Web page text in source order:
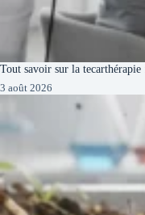
Tout savoir sur la
3 août 2026